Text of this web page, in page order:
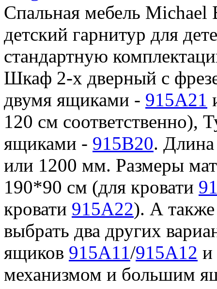
Спальная мебель Michael
детский гарнитур для
стандартную
Шкаф 2-х дверный с
двумя ящиками - 915A21
120 см соответственно),
ящиками - 915B20.
или 1200 мм. Размеры
190*90 см (для кровати
кровати 915A22). А также
выбрать два других
ящиков 915A11/915A12 и
механизмом и большим